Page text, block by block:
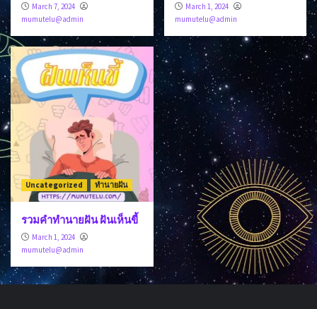
March 7, 2024
mumutelu@admin
March 1, 2024
mumutelu@admin
Uncategorized ทำนายฝัน
รวมคำทำนายฝัน ฝันเห็นขี้
March 1, 2024
mumutelu@admin